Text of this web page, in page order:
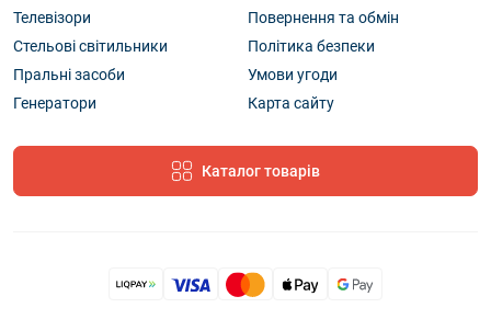
Телевізори
Стельові світильники
Пральні засоби
Генератори
Повернення та обмін
Політика безпеки
Умови угоди
Карта сайту
Каталог товарів